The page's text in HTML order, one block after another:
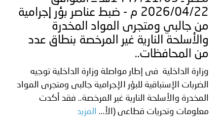
2026/04/22 م - ضبط عناصر بؤر إجرامية
من جالبي ومتجرى المواد المخدرة
والأسلحة النارية غير المرخصة بنطاق عدد
من المحافظات..
وزارة الداخلية فى إطار مواصلة وزارة الداخلية توجيه
الضربات الإستباقية للبؤر الإجرامية جالبى ومتجرى المواد
المخدرة والأسلحة النارية غير المرخصة.. فقد أكدت
معلومات وتحريات قطاعى (الأ...
المزيد